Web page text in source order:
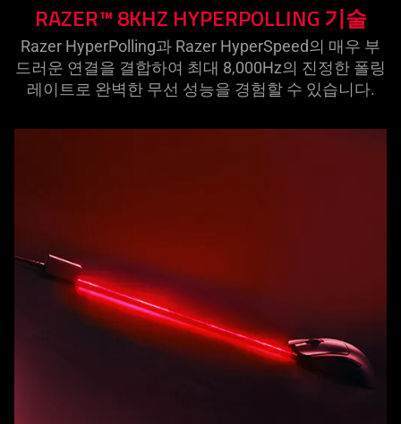
RAZER™ 8KHZ HYPERPOLLING 기술
Razer HyperPolling과 Razer HyperSpeed의 매우 부
드러운 연결을 결합하여 최대 8,000Hz의 진정한 폴링
레이트로 완벽한 무선 성능을 경험할 수 있습니다.